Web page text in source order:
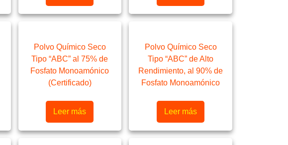
Polvo Químico Seco
Tipo “ABC” al 75% de
Fosfato Monoamónico
(Certificado)
Leer más
Polvo Químico Seco
Tipo “ABC” de Alto
Rendimiento, al 90% de
Fosfato Monoamónico
Leer más